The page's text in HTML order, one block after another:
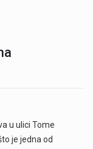
u ulici Tome
je jedna od